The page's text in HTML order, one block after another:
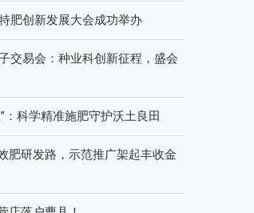
肥创新发展大会成功举办
交易会：种业科创新征程，盛会
：科学精准施肥守护沃土良田
肥研发路，示范推广架起丰收金